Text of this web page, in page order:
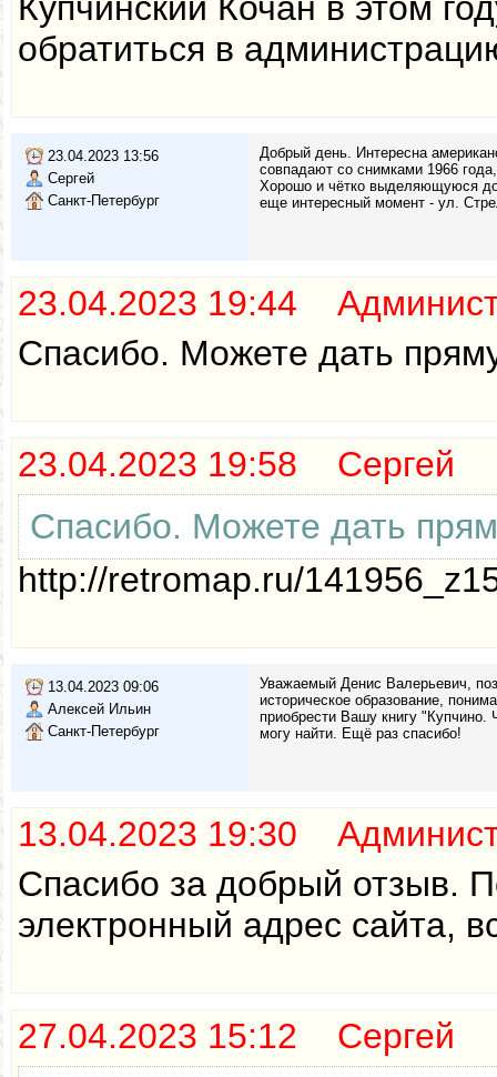
обратиться в
23.04.2023 13:56
Сергей
Санкт-Петербург
Добрый день. Интересна
совпадают со снимками 1966
Хорошо и чётко выделяющуюся
еще интересный момент - ул.
23.04.2023 19:44
Спасибо. Можете дать
23.04.2023 19:58 Сергей
Спасибо. Можете дать
http://retromap.ru/
13.04.2023 09:06
Алексей Ильин
Санкт-Петербург
Уважаемый Денис Валерьевич,
историческое образование,
приобрести Вашу книгу "Купчино.
могу найти. Ещё раз спасибо!
13.04.2023 19:30
Спасибо за добрый отзыв.
электронный адрес сайта,
27.04.2023 15:12 Сергей